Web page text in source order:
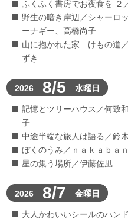
ふくふく書房でお夜食を ２
野生の暗き岸辺／シャーロ
ーナギー、高橋尚子
山に抱かれた家 けもの道
ずき
2026 8/5 水曜日
記憶とツリーハウス／何致
子
中途半端な旅人は語る／鈴
ぼくのうみ／ｎａｋａｂａｎ
星の集う場所／伊藤佐凪
2026 8/7 金曜日
大人かわいいシールのハン